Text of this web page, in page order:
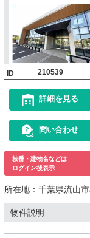
ID 210539
詳細を見る
問い合わせ
枝番・建物名などは
ログイン後表示
所在地： 千葉県流山
物件説明